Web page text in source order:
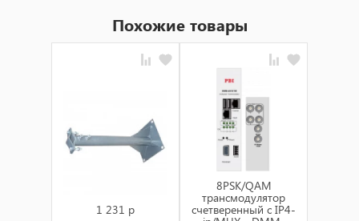
Принимаемые каналы 1-5 / 6-12 / 21-69
47 – 862
Коэффициент усиления, дБ ,5 - 3,5
+5 ... +40
0,2 кг
Похожие товары
1 231 p
8PSK/QAM
трансмодулятор
счетверенный с IP4-